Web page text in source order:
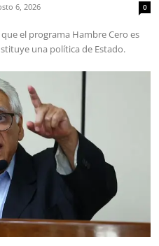
6, 2026 0
el programa Hambre Cero es
una política de Estado.